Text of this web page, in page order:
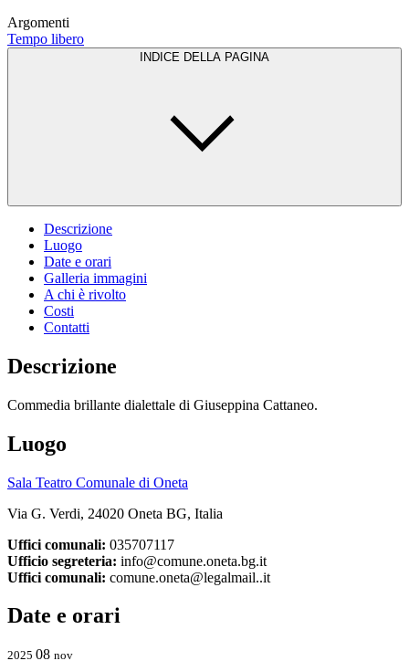
Argomenti
Tempo libero
INDICE DELLA PAGINA
Descrizione
Luogo
Date e orari
Galleria immagini
A chi è rivolto
Costi
Contatti
Descrizione
Commedia brillante dialettale di Giuseppina Cattaneo.
Luogo
Sala Teatro Comunale di Oneta
Via G. Verdi, 24020 Oneta BG, Italia
Uffici comunali: 035707117
Ufficio segreteria: info@comune.oneta.bg.it
Uffici comunali: comune.oneta@legalmail..it
Date e orari
2025 08 nov